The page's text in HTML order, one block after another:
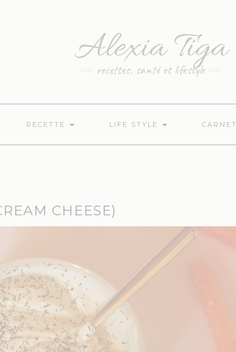
Alexia Tiga
recettes, santé et lifestyle
RECETTE LIFE STYLE
CHEESE)